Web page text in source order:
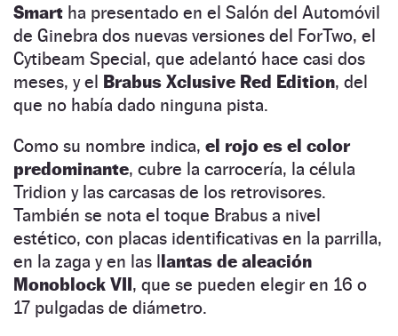
Smart ha presentado en el Salón del Automóvil
de Ginebra dos nuevas versiones del ForTwo, el
Cytibeam Special, que adelantó hace casi dos
meses, y el Brabus Xclusive Red Edition, del
que no había dado ninguna pista.
Como su nombre indica, el rojo es el color
predominante, cubre la carrocería, la célula
Tridion y las carcasas de los retrovisores.
También se nota el toque Brabus a nivel
estético, con placas identificativas en la parrilla,
en la zaga y en las llantas de aleación
Monoblock VII, que se pueden elegir en 16 o
17 pulgadas de diámetro.